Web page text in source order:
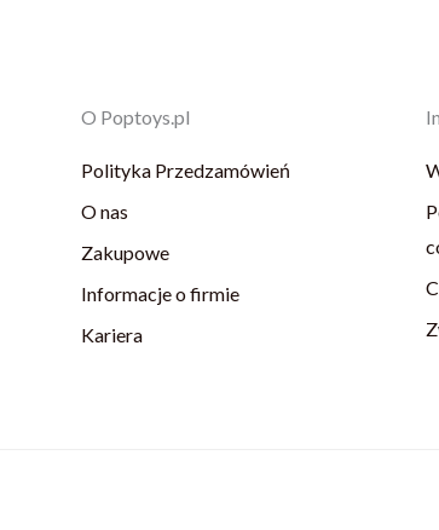
O Poptoys.pl
Polityka Przedzamówień
O nas
Zakupowe
Informacje o firmie
Kariera